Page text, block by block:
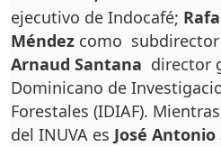
ejecutivo de Indocafé;
Méndez como
Arnaud Santana director
Dominicano de
Forestales (IDIAF).
del INUVA es José